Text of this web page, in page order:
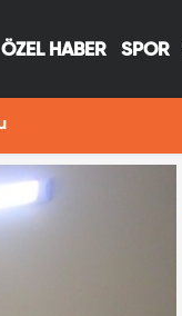
ÖZEL HABER SPOR